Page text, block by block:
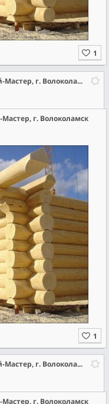
Строительная компания Строй-Мастер, г. Волоколамск
г. Волоколамск
Строительная компания Строй-Мастер, г. Волоколамск
г. Волоколамск